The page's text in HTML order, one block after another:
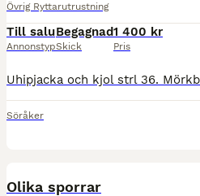
Övrig Ryttarutrustning
Till salu
Annonstyp
Begagnad
Skick
1 400 kr
Pris
Söråker
Olika sporrar